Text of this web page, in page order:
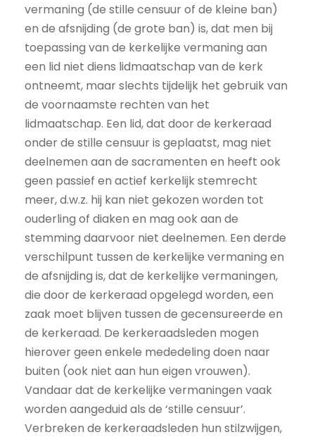
vermaning (de stille censuur of de kleine ban)
en de afsnijding (de grote ban) is, dat men bij
toepassing van de kerkelijke vermaning aan
een lid niet diens lidmaatschap van de kerk
ontneemt, maar slechts tijdelijk het gebruik van
de voornaamste rechten van het
lidmaatschap. Een lid, dat door de kerkeraad
onder de stille censuur is geplaatst, mag niet
deelnemen aan de sacramenten en heeft ook
geen passief en actief kerkelijk stemrecht
meer, d.w.z. hij kan niet gekozen worden tot
ouderling of diaken en mag ook aan de
stemming daarvoor niet deelnemen. Een derde
verschilpunt tussen de kerkelijke vermaning en
de afsnijding is, dat de kerkelijke vermaningen,
die door de kerkeraad opgelegd worden, een
zaak moet blijven tussen de gecensureerde en
de kerkeraad. De kerkeraadsleden mogen
hierover geen enkele mededeling doen naar
buiten (ook niet aan hun eigen vrouwen).
Vandaar dat de kerkelijke vermaningen vaak
worden aangeduid als de ‘stille censuur’.
Verbreken de kerkeraadsleden hun stilzwijgen,